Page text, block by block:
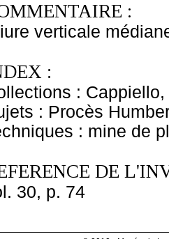
:
verticale
:
:
: Procès
: mine de
DE
30, p. 74